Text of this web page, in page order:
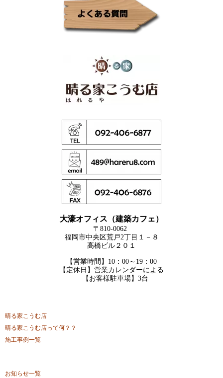
大濠オフィス（建築カフェ）
〒810-0062
福岡市中央区荒戸2丁目１－８
高橋ビル２０１
【営業時間】10：00～19：00
【定休日】営業カレンダーによる
【お客様駐車場】3台
晴る家こうむ店
晴る家こうむ店って何？？
施工事例一覧
お知らせ一覧